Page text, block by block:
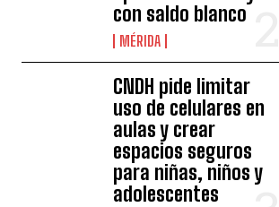
con saldo blanco
MÉRIDA
CNDH pide limitar
uso de celulares en
aulas y crear
espacios seguros
para niñas, niños y
adolescentes